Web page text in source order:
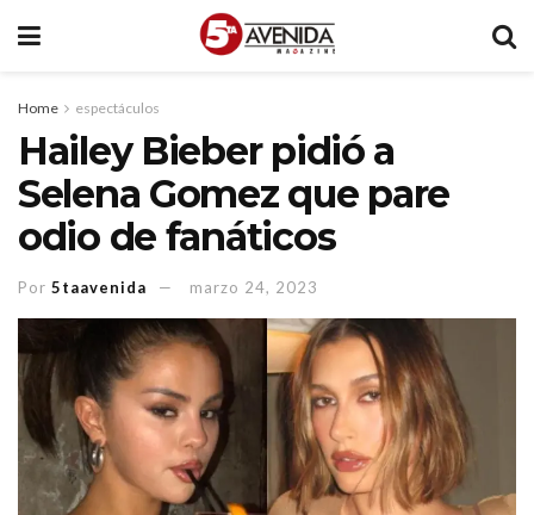
Home espectáculos
Hailey Bieber pidió a
Selena Gomez que pare
odio de fanáticos
Por 5taavenida marzo 24, 2023